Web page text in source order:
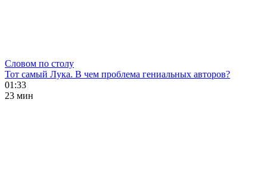
Словом по столу
Тот самый Лука. В чем проблема гениальных авторов?
01:33
23 мин